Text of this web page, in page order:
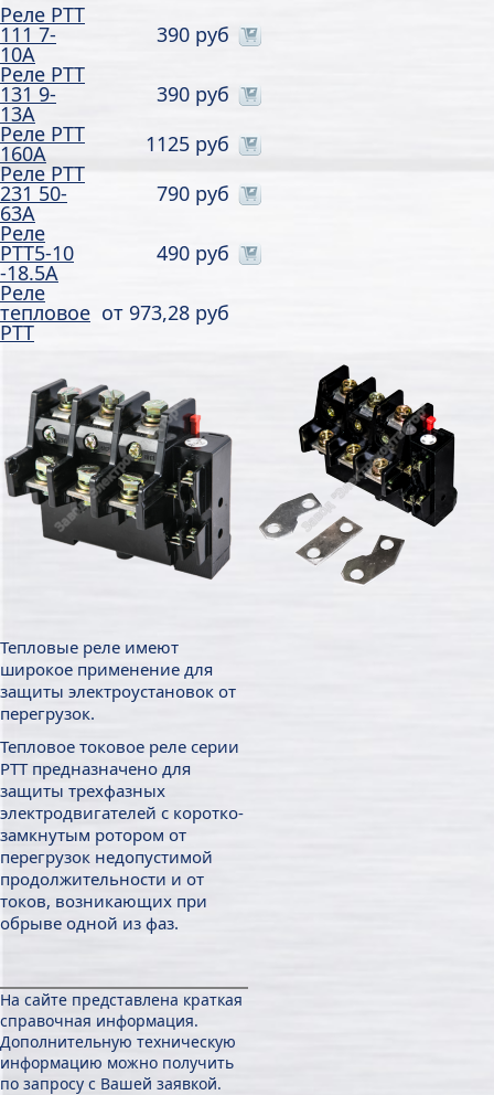
Реле РТТ
111 7-
10А
390 руб
Реле РТТ
131 9-
13А
390 руб
Реле РТТ
160А
1125 руб
Реле РТТ
231 50-
63А
790 руб
Реле
РТТ5-10
-18.5А
490 руб
Реле
тепловое
РТТ
от 973,28 руб
Тепловые реле имеют
широкое применение для
защиты электроустановок от
перегрузок.
Тепловое токовое реле серии
РТТ предназначено для
защиты трехфазных
электродвигателей с коротко-
замкнутым ротором от
перегрузок недопустимой
продолжительности и от
токов, возникающих при
обрыве одной из фаз.
На сайте представлена краткая
справочная информация.
Дополнительную техническую
информацию можно получить
по запросу с Вашей заявкой.